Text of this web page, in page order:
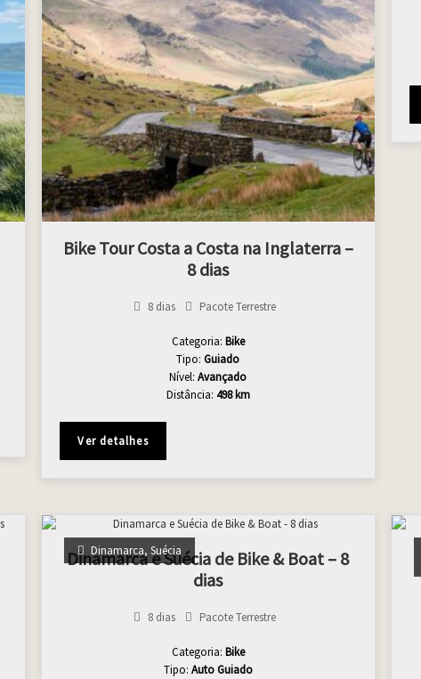
Bike Tour Costa a Costa na Inglaterra –
8 dias
8 dias Pacote Terrestre
Categoria: Bike
Tipo:Guiado
Nível:Avançado
Distância: 498 km
Ver detalhes
Dinamarca,Suécia
Dinamarca e Suécia de Bike & Boat – 8
dias
8 dias Pacote Terrestre
Categoria: Bike
Tipo: Auto Guiado